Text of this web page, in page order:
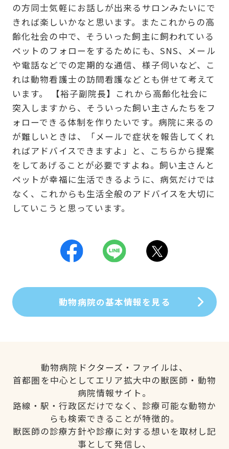
の方同士気軽にお話しが出来るサロンみたいにで
きれば楽しいかなと思います。またこれからの高
齢化社会の中で、そういった飼主に飼われている
ペットのフォローをするためにも、SNS、メール
や電話などでの定期的な通信、様子伺いなど、こ
れは動物看護士の訪問看護などとも併せて考えて
います。 【裕子副院長】これから高齢化社会に
突入しますから、そういった飼い主さんたちをフ
ォローできる体制を作りたいです。病院に来るの
が難しいときは、「メールで症状を報告してくれ
ればアドバイスできますよ」と、こちらから提案
をしてあげることが必要ですよね。飼い主さんと
ペットが幸福に生活できるように、病気だけでは
なく、これからも生活全般のアドバイスを大切に
していこうと思っています。
動物病院の基本情報を見る
動物病院ドクターズ・ファイルは、
首都圏を中心としてエリア拡大中の獣医師・動物
病院情報サイト。
路線・駅・行政区だけでなく、診療可能な動物か
らも検索できることが特徴的。
獣医師の診療方針や診療に対する想いを取材し記
事として発信し、